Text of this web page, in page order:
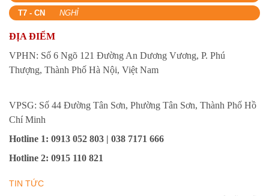
T7 - CN
NGHỈ
ĐỊA ĐIỂM
VPHN: Số 6 Ngõ 121 Đường An Dương Vương, P. Phú
Thượng, Thành Phố Hà Nội, Việt Nam
VPSG: Số 44 Đường Tân Sơn, Phường Tân Sơn, Thành Phố Hồ
Chí Minh
Hotline 1: 0913 052 803 | 038 7171 666
Hotline 2: 0915 110 821
TIN TỨC